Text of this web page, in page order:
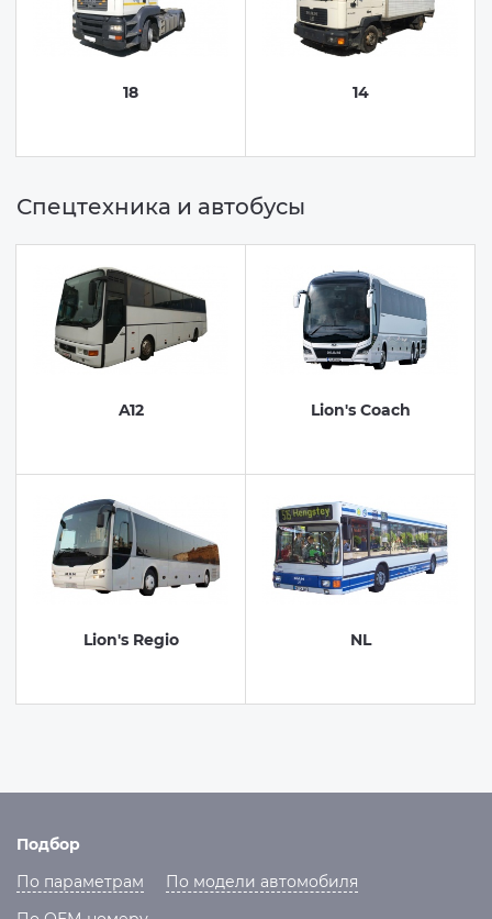
18 14
Спецтехника и автобусы
A12 Lion's Coach
Lion's Regio NL
Подбор
По параметрам
По модели автомобиля